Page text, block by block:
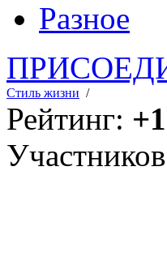
Разное
Стиль жизни /
Рейтинг: